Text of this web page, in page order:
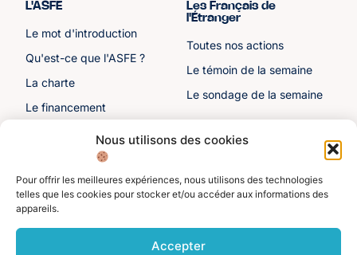
Nous utilisons des cookies
Pour offrir les meilleures expériences, nous utilisons des technologies
telles que les cookies pour stocker et/ou accéder aux informations des
appareils.
Accepter
L'ASFE
Le mot d'introduction
Qu'est-ce que l'ASFE ?
La charte
Le financement
Les sénateurs
Les Français de
l'Étranger
Toutes nos actions
Le témoin de la semaine
Le sondage de la semaine
Autre liens
Toutes les ressources
Divers
personnelles